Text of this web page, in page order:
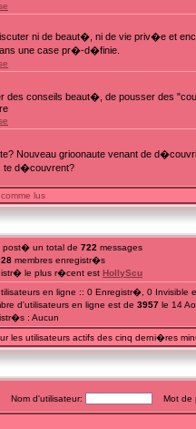
ni de beaut�, ni de vie priv�e et
une case pr�-d�finie.
des conseils beaut�, de pousser des
Nouveau grioonaute venant de
te d�couvrent?
lus
post� un total de 722 messages
membres enregistr�s
le plus r�cent est HollyScu
en ligne :: 0 Enregistr�, 0
d'utilisateurs en ligne est de 3957 le 14
: Aucun
les utilisateurs actifs des cinq derni�res
Nom d'utilisateur: Mot de